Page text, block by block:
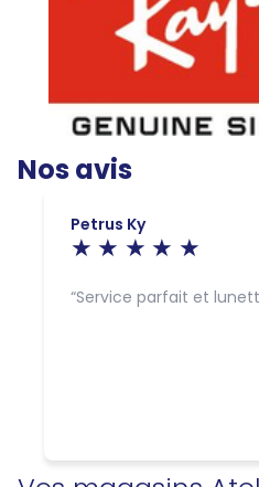
Nos avis
Petrus Ky
Service parfait et